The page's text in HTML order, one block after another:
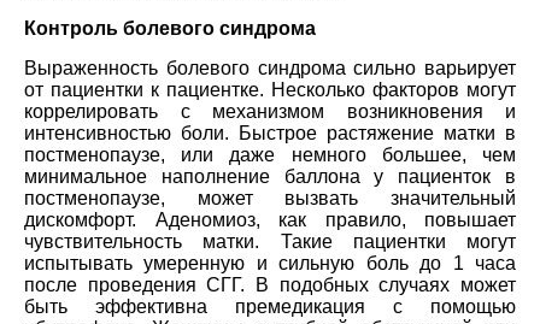
Контроль болевого синдрома
Выраженность болевого синдрома сильно варьирует
от пациентки к пациентке. Несколько факторов могут
коррелировать с механизмом возникновения и
интенсивностью боли. Быстрое растяжение матки в
постменопаузе, или даже немного большее, чем
минимальное наполнение баллона у пациенток в
постменопаузе, может вызвать значительный
дискомфорт. Аденомиоз, как правило, повышает
чувствительность матки. Такие пациентки могут
испытывать умеренную и сильную боль до 1 часа
после проведения СГГ. В подобных случаях может
быть эффективна премедикация с помощью